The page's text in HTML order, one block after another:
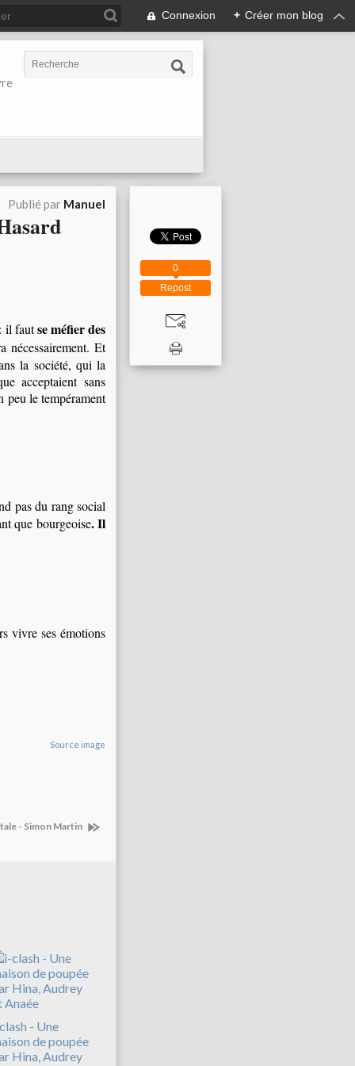
Connexion + Créer mon blog
Publié par Manuel
il fautse méfier des
nécessairement. Et
la société, qui la
acceptaient sans
peu le tempérament
pas du rang social
que bourgeoise. Il
vivre ses émotions
Source image
- Simon Martin
- Une
de poupée
Hina, Audrey
Repost
0